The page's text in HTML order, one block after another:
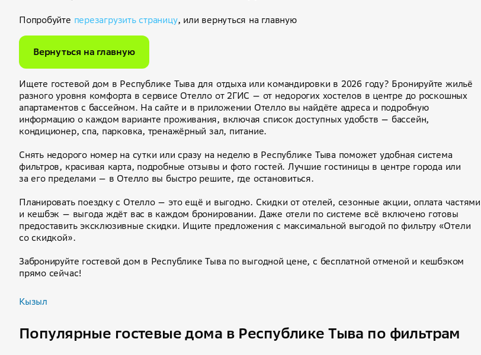
Попробуйте перезагрузить страницу, или вернуться на главную
Вернуться на главную
Ищете гостевой дом в Республике Тыва для отдыха или командировки в 2026 году? Бронируйте жильё
разного уровня комфорта в сервисе Отелло от 2ГИС — от недорогих хостелов в центре до роскошных
апартаментов с бассейном. На сайте и в приложении Отелло вы найдёте адреса и подробную
информацию о каждом варианте проживания, включая список доступных удобств — бассейн,
кондиционер, спа, парковка, тренажёрный зал, питание.
Снять недорого номер на сутки или сразу на неделю в Республике Тыва поможет удобная система
фильтров, красивая карта, подробные отзывы и фото гостей. Лучшие гостиницы в центре города или
за его пределами — в Отелло вы быстро решите, где остановиться.
Планировать поездку с Отелло — это ещё и выгодно. Скидки от отелей, сезонные акции, оплата частями
и кешбэк — выгода ждёт вас в каждом бронировании. Даже отели по системе всё включено готовы
предоставить эксклюзивные скидки. Ищите предложения с максимальной выгодой по фильтру «Отели
со скидкой».
Забронируйте гостевой дом в Республике Тыва по выгодной цене, с бесплатной отменой и кешбэком
прямо сейчас!
Кызыл
Популярные гостевые дома в Республике Тыва по фильтрам